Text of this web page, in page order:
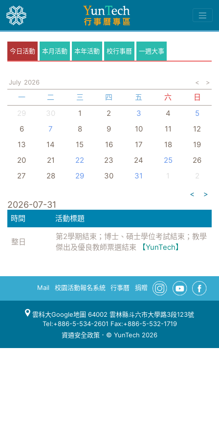
今日活動 本月活動 本年活動 校行事曆 一週大事
July 2026 < >
一 二 三 四 五 六
日
29
30 1 2 3 4
5
6
7 8 9 10 11
12
13
14 15 16 17 18
19
20
21 22 23 24 25
26
27
28 29 30 31 1
2
<
>
2026-07-31
時間 活動標題
整日
第2學期結束；博士、碩士學位考試結束；教學
傑出及優良教師票選結束
【YunTech】
Mail 校園活動報名系統 行事曆 捐贈
雲科大Google地圖 64002 雲林縣斗六市大學路3段123號
Tel:+886-5-534-2601 Fax:+886-5-532-1719
資通安全政策 ．© YunTech 2026